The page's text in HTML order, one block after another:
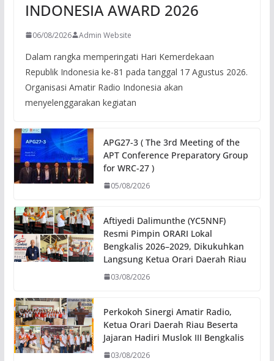
INDONESIA AWARD 2026
06/08/2026 Admin Website
Dalam rangka memperingati Hari Kemerdekaan
Republik Indonesia ke-81 pada tanggal 17 Agustus 2026.
Organisasi Amatir Radio Indonesia akan
menyelenggarakan kegiatan
APG27-3 ( The 3rd Meeting of the
APT Conference Preparatory Group
for WRC-27 )
05/08/2026
Aftiyedi Dalimunthe (YC5NNF)
Resmi Pimpin ORARI Lokal
Bengkalis 2026–2029, Dikukuhkan
Langsung Ketua Orari Daerah Riau
03/08/2026
Perkokoh Sinergi Amatir Radio,
Ketua Orari Daerah Riau Beserta
Jajaran Hadiri Muslok III Bengkalis
03/08/2026